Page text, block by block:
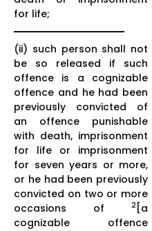
for life;
(ii) such person shall not
be so released if such
offence is a cognizable
offence and he had been
previously convicted of
an offence punishable
with death, imprisonment
for life or imprisonment
for seven years or more,
or he had been previously
convicted on two or more
occasions of
2 [a
cognizable offence